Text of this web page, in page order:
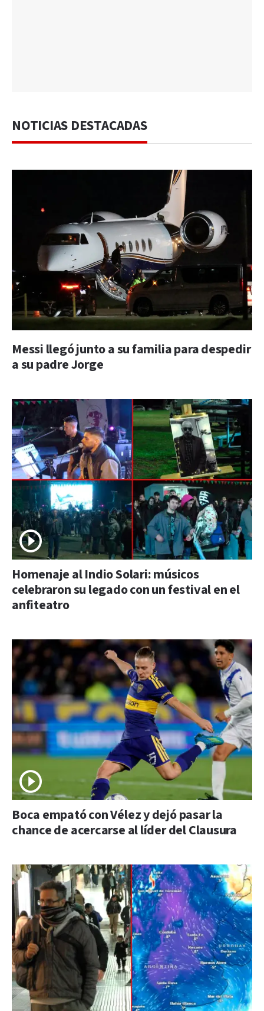
NOTICIAS DESTACADAS
Messi llegó junto a su familia para despedir
a su padre Jorge
Homenaje al Indio Solari: músicos
celebraron su legado con un festival en el
anfiteatro
Boca empató con Vélez y dejó pasar la
chance de acercarse al líder del Clausura